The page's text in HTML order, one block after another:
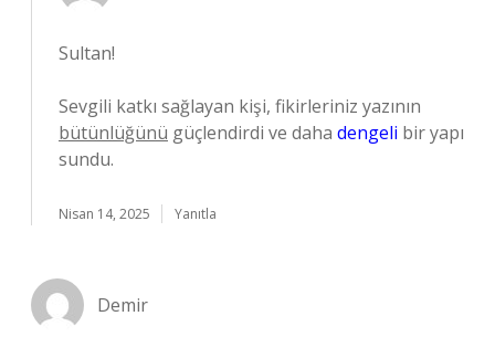
Sultan!
Sevgili katkı sağlayan kişi, fikirleriniz yazının
bütünlüğünü güçlendirdi ve daha dengeli bir yapı
sundu.
Nisan 14, 2025 Yanıtla
Demir